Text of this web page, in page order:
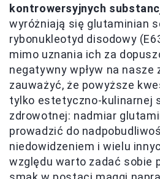
kontrowersyjnych
wyróżniają się glutaminian
rybonukleotyd disodowy
mimo uznania ich za
negatywny wpływ na nasze
zauważyć, że powyższe
tylko estetyczno-kulinarnej
zdrowotnej: nadmiar
prowadzić do
niedowidzeniem i wielu
względu warto zadać sobie